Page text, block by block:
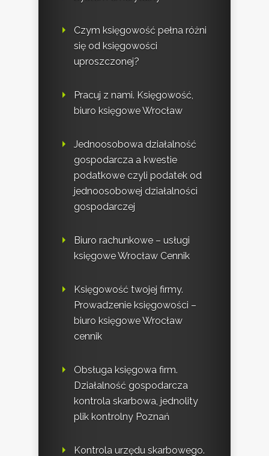
Czym księgowość pełna różni
się od księgowości
uproszczonej?
Pracuj z nami. Księgowość,
biuro księgowe Wrocław
Jednoosobowa działalność
gospodarcza a kwestie
podatkowe czyli podatek od
jednoosobowej działalności
gospodarczej
Biuro rachunkowe – usługi
księgowe Wrocław Cennik
Księgowość twojej firmy.
Prowadzenie księgowości –
biuro księgowe Wrocław
cennik
Obsługa księgowa firm.
Działalność gospodarcza
kontrola skarbowa, jednolity
plik kontrolny Poznań
Kontrola urzędu skarbowego.